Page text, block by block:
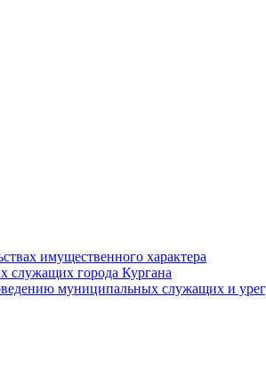
имущественного характера
служащих города Кургана
муниципальных служащих и